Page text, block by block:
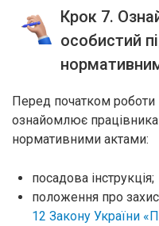
Крок 7.
особистий
Перед початком роботи
ознайомлює
нормативними актами:
посадова інструкція;
положення про
12 Закону України